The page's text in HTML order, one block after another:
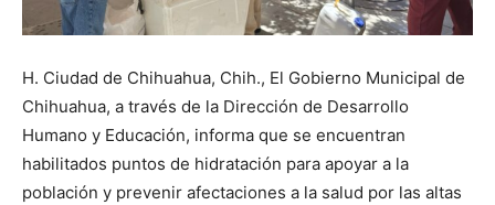
H. Ciudad de Chihuahua, Chih., El Gobierno Municipal de
Chihuahua, a través de la Dirección de Desarrollo
Humano y Educación, informa que se encuentran
habilitados puntos de hidratación para apoyar a la
población y prevenir afectaciones a la salud por las altas